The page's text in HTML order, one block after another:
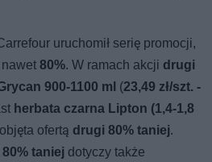
uruchomił serię promocji,
nawet80%. W ramach akcji drugi
900-1100 ml (23,49 zł/szt. -
herbata czarna Lipton (1,4-1,8
ofertą drugi 80% taniej.
taniej dotyczy także